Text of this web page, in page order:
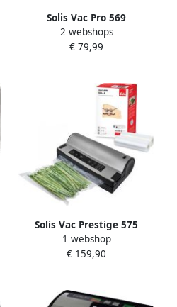
Solis Vac Pro 569
Vacumeermachine Vacuum
Sealer Vacuummachine met
2 webshops
€ 79,99
Solis Vac Prestige 575
Vacumeermachine
Vacuummachine met
Sealer Inclusief 2
1 webshop
€ 159,90